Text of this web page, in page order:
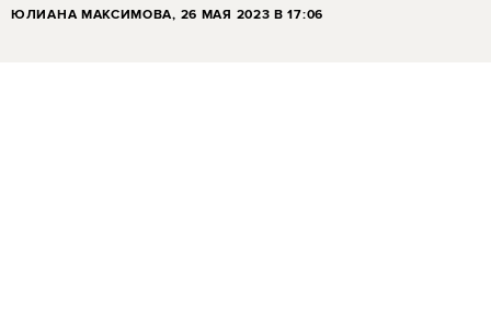
ЮЛИАНА МАКСИМОВА, 26 МАЯ 2023 В 17:06